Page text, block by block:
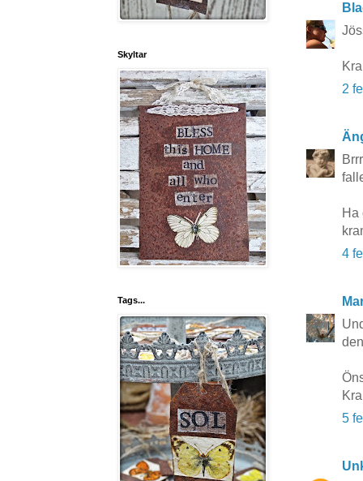
2
Ha
4
5
Skyltar
Tags...